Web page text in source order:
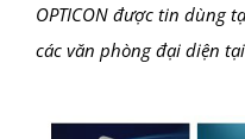
OPTICON được tin dùng
các văn phòng đại diện